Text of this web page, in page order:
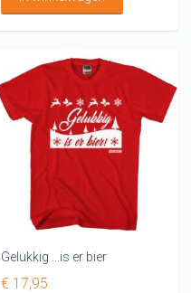
Gelukkig ...is er bier
€ 17,95